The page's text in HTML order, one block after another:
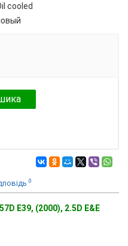
cooled
0
E39, (2000), 2.5D E&E